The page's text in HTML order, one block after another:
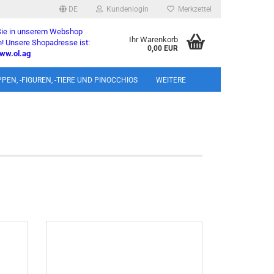
DE Kundenlogin Merkzettel
in unserem Webshop
Unsere Shopadresse ist:
Ihr Warenkorb
0,00 EUR
-FIGUREN, -TIERE UND PINOCCHIOS WEITERE